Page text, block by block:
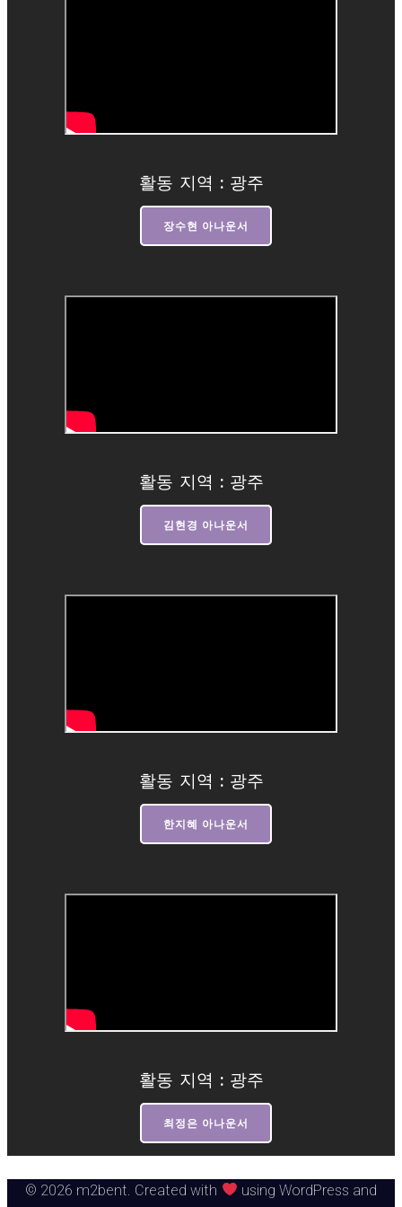
활동 지역 : 광주
장수현 아나운서
활동 지역 : 광주
김현경 아나운서
활동 지역 : 광주
한지혜 아나운서
활동 지역 : 광주
최정은 아나운서
© 2026 m2bent. Created with
using WordPress and